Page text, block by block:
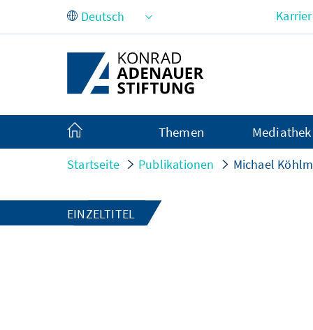
Zum Hauptinhalt springen
Themen Mediathek
Startseite Publikationen Michael
EINZELTITEL